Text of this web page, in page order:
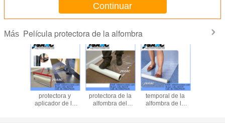
Continuar
Más Película protectora de la alfombra
Película
protectora de la
alfombra
Adhesivos
cubiertos
alfombran la
Película
protectora de la
alfombra